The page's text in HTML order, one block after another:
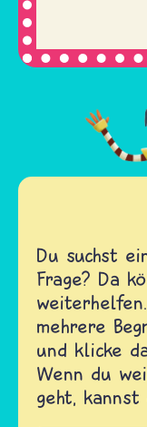
Du suchst
Frage? Da
mehrere
und klicke
Wenn du
geht, kannst